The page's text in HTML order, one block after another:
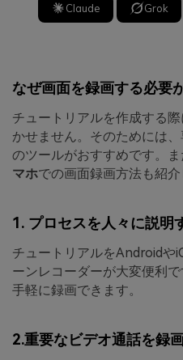
Claude Grok
なぜ画面を録画する必要
チュートリアルを作成する
かせません。そのためには
のツールがおすすめです。ま
マホでの画面録画方法も紹介
1. プロセスを人々に説明
チュートリアルをAndroidや
ーンレコーダーが大変便利
手軽に録画できます。
2.重要なビデオ通話を録